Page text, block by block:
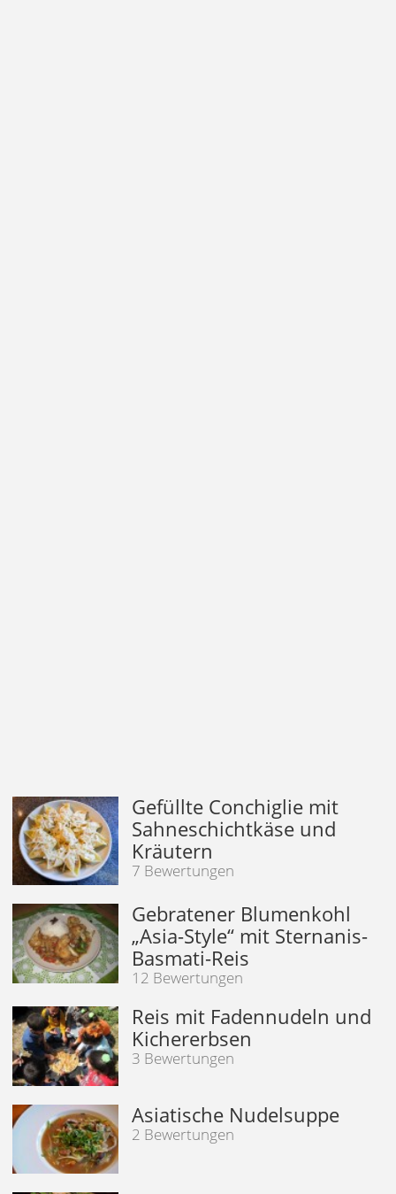
Gefüllte Conchiglie mit
Sahneschichtkäse und
Kräutern
7 Bewertungen
Gebratener Blumenkohl
„Asia-Style“ mit Sternanis-
Basmati-Reis
12 Bewertungen
Reis mit Fadennudeln und
Kichererbsen
3 Bewertungen
Asiatische Nudelsuppe
2 Bewertungen